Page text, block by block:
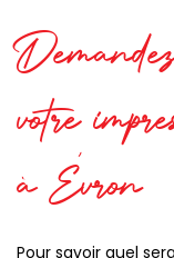
votre
à Évron
Pour savoir quel